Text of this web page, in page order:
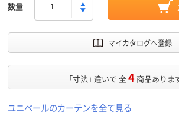
数量
マイカタログへ登録
「寸法」 違いで 全4 商品ありま
ユニベールのカーテンを全て見る